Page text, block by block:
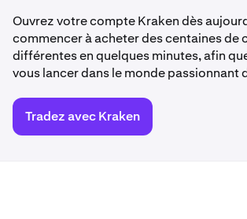
Ouvrez votre compte Kraken dès
commencer à acheter des centaines de
différentes en quelques minutes, afin
vous lancer dans le monde passionnant
Tradez avec Kraken